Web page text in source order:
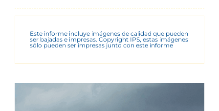
Este informe incluye imágenes de calidad que pueden
ser bajadas e impresas. Copyright IPS, estas imágenes
sólo pueden ser impresas junto con este informe